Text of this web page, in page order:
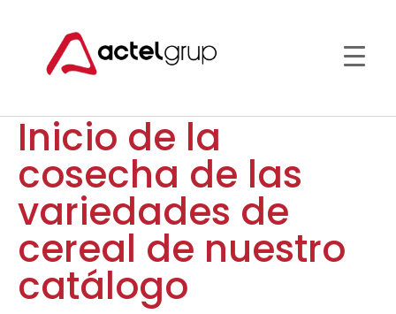
Inicio de la
cosecha de las
variedades de
cereal de nuestro
catálogo